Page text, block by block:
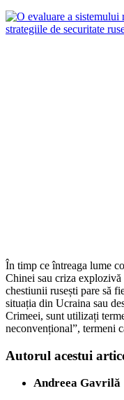
În timp ce întreaga lume
Chinei sau criza
chestiunii rusești pare să
situația din Ucraina sau
Crimeei, sunt utilizați
neconvențional”, termeni
Autorul acestui
Andreea Gavrilă